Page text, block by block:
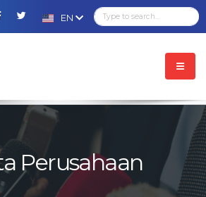
EN
Perusahaan